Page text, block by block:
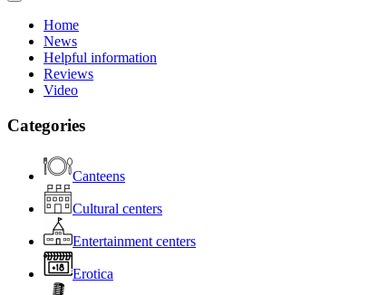
Home
News
Helpful information
Reviews
Video
Categories
Canteens
Cultural centers
Entertainment centers
Erotica